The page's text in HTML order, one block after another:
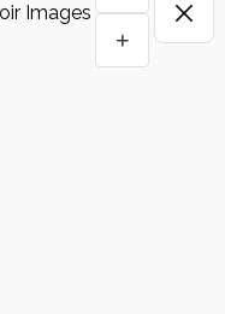
Images
+